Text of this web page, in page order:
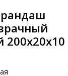
200х20х10